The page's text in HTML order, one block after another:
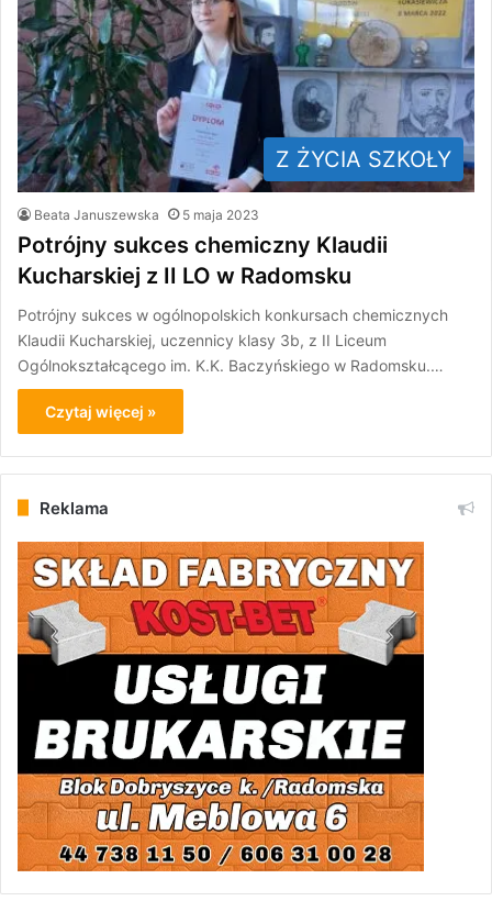
Z ŻYCIA SZKOŁY
Beata Januszewska 5 maja 2023
Potrójny sukces chemiczny Klaudii
Kucharskiej z II LO w Radomsku
Potrójny sukces w ogólnopolskich konkursach chemicznych
Klaudii Kucharskiej, uczennicy klasy 3b, z II Liceum
Ogólnokształcącego im. K.K. Baczyńskiego w Radomsku.…
Czytaj więcej »
Reklama